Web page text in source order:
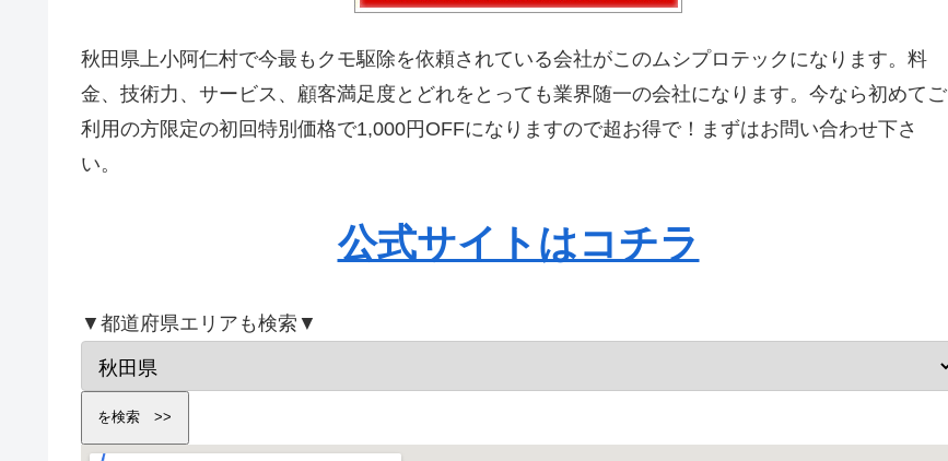
秋田県上小阿仁村で今最もクモ駆除を依頼されている会社がこのムシプロテックになります。料
金、技術力、サービス、顧客満足度とどれをとっても業界随一の会社になります。今なら初めてご
利用の方限定の初回特別価格で1,000円OFFになりますので超お得で！まずはお問い合わせ下さ
い。
公式サイトはコチラ
▼都道府県エリアも検索▼